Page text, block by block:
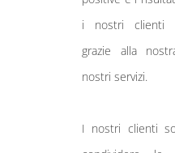
i nostri clienti
grazie alla
nostri servizi.
I nostri clienti